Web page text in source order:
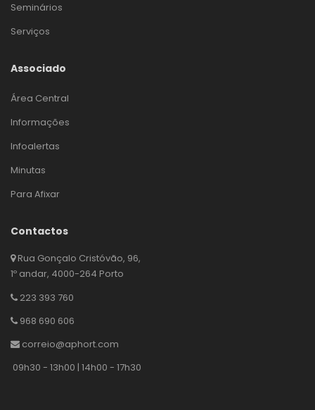
Seminários
Serviços
Associado
Área Central
Informações
Infoalertas
Minutas
Para Afixar
Contactos
Rua Gonçalo Cristóvão, 96,
1º andar, 4000-264 Porto
223 393 760
968 690 606
correio@aphort.com
09h30 - 13h00 | 14h00 - 17h30